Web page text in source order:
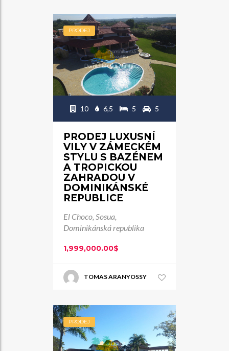
PRODEJ
10 6,5 5 5
PRODEJ LUXUSNÍ
VILY V ZÁMECKÉM
STYLU S BAZÉNEM
A TROPICKOU
ZAHRADOU V
DOMINIKÁNSKÉ
REPUBLICE
El Choco, Sosua,
Dominikánská republika
1,999,000.00$
TOMAS ARANYOSSY
PRODEJ